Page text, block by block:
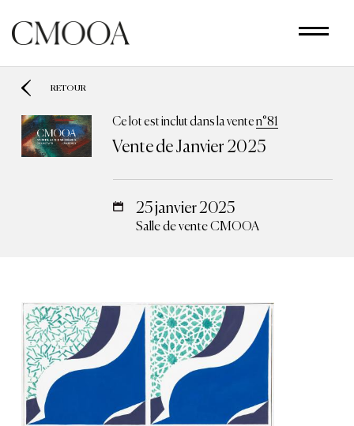
contenu
principal
RETOUR
Ce lot est inclut dans la venten°81
Vente de Janvier 2025
25 janvier 2025
Salle de vente CMOOA